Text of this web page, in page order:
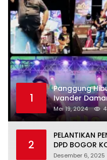
1
Panggung
Ivander
Warga
Mei 19, 2024
2
PELANTIKAN
DPD BOGOR
KHIDMAT
Desember 6, 2025